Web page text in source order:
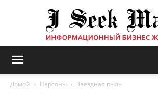
Домой Персоны Звездная пыль